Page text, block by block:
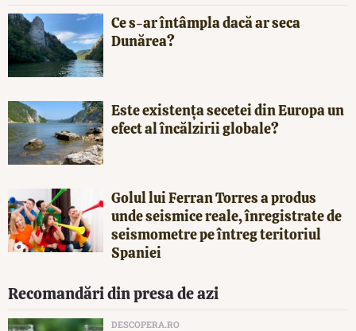
Ce s-ar întâmpla dacă ar seca
Dunărea?
Este existența secetei din Europa un
efect al încălzirii globale?
Golul lui Ferran Torres a produs
unde seismice reale, înregistrate de
seismometre pe întreg teritoriul
Spaniei
Recomandări din presa de azi
DESCOPERA.RO